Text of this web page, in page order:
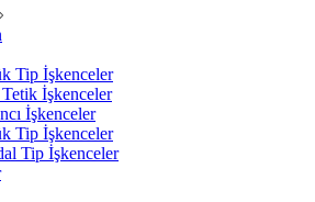
Tip İşkenceler
Tetik İşkenceler
İşkenceler
Tip İşkenceler
Tip İşkenceler